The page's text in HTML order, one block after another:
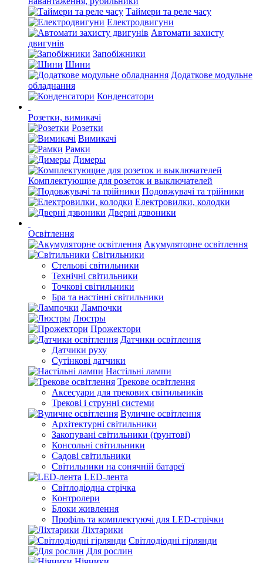
Таймери та реле часу
Електродвигуни
Автомати захисту
двигунів
Запобіжники
Шини
Додаткове модульне
обладнання
Конденсатори
Розетки, вимикачі
Розетки
Вимикачі
Рамки
Димеры
Комплектующие для розеток и выключателей
Подовжувачі та трійники
Електровилки, колодки
Дверні дзвоники
Освітлення
Акумуляторне освітлення
Світильники
Стельові світильники
Технічні світильники
Точкові світильники
Бра та настінні світильники
Лампочки
Люстры
Прожектори
Датчики освітлення
Датчики руху
Сутінкові датчики
Настільні лампи
Трекове освітлення
Аксесуари для трекових світильників
Трекові і струнні системи
Вуличне освітлення
Архітектурні світильники
Закопувані світильники (ґрунтові)
Консольні світильники
Садові світильники
Світильники на сонячній батареї
LED-лента
Світлодіодна стрічка
Контролери
Блоки живлення
Профіль та комплектуючі для LED-стрічки
Ліхтарики
Світлодіодні гірлянди
Для рослин